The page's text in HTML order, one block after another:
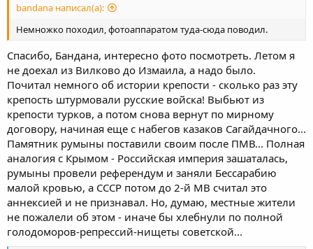
bandana написал(а):
Немножко походил, фотоаппаратом туда-сюда поводил.
Спасибо, Бандана, интересно фото посмотреть. Летом я
не доехал из Вилково до Измаила, а надо было.
Почитал немного об истории крепости - сколько раз эту
крепость штурмовали русские войска! Выбьют из
крепости турков, а потом снова вернут по мирному
договору, начиная еще с набегов казаков Сагайдачного...
Памятник румыны поставили своим после ПМВ... Полная
аналогия с Крымом - Российская империя зашаталась,
румыны провели референдум и заняли Бессарабию
малой кровью, а СССР потом до 2-й МВ считал это
аннексией и не признавал. Но, думаю, местные жители
не пожалели об этом - иначе бы хлебнули по полной
голодоморов-репрессий-нищеты советской...